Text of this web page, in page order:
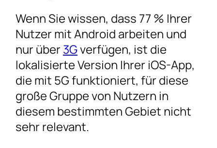
Wenn Sie wissen, dass 77 % Ihrer
Nutzer mit Android arbeiten und
nur über 3Gverfügen, ist die
lokalisierte Version Ihrer iOS-App,
die mit 5G funktioniert, für diese
große Gruppe von Nutzern in
diesem bestimmten Gebiet nicht
sehr relevant.